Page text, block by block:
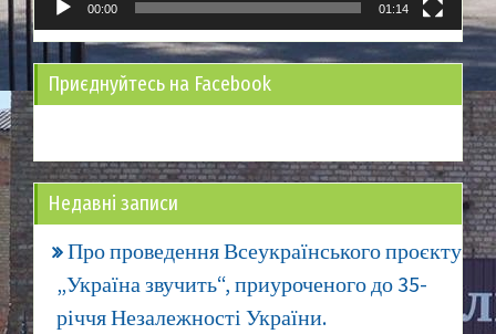
00:00 01:14
Приєднуйтесь на Facebook
Недавні записи
Про проведення Всеукраїнського проєкту
„Україна звучить“, приуроченого до 35-
річчя Незалежності України.